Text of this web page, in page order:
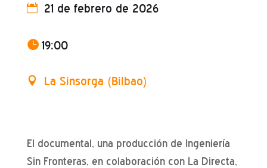
21 de febrero de 2026
19:00
La Sinsorga (Bilbao)
El documental, una producción de Ingeniería
Sin Fronteras, en colaboración con La Directa,